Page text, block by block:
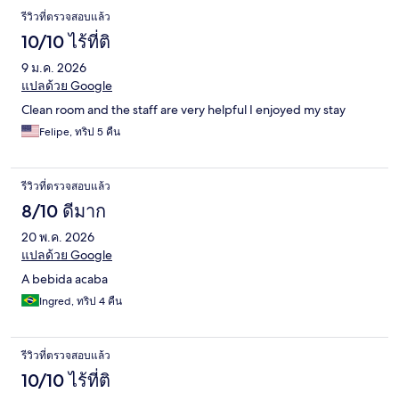
รีวิวที่ตรวจสอบแล้ว
10/10 ไร้ที่ติ
9 ม.ค. 2026
แปลด้วย Google
Clean room and the staff are very helpful I enjoyed my stay
Felipe, ทริป 5 คืน
รีวิวที่ตรวจสอบแล้ว
8/10 ดีมาก
20 พ.ค. 2026
แปลด้วย Google
A bebida acaba
Ingred, ทริป 4 คืน
รีวิวที่ตรวจสอบแล้ว
10/10 ไร้ที่ติ